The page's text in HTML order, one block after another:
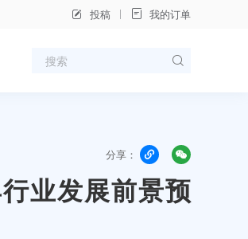
投稿 我的订单
分享：
业发展前景预